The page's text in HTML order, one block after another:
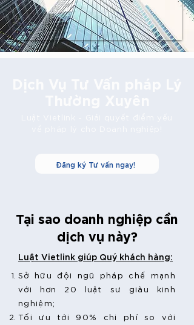
Đăng ký Tư vấn ngay!
Tại sao doanh nghiệp cần
dịch vụ này?
Luật Vietlink giúp Quý khách hàng:
Sở hữu đội ngũ pháp chế mạnh
với hơn 20 luật sư giàu kinh
nghiệm;
Tối ưu tới 90% chi phí so với